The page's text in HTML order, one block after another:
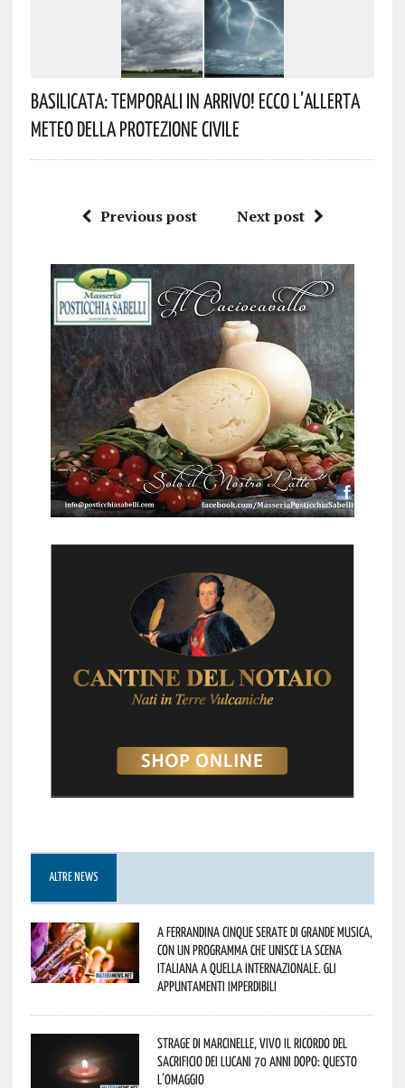
Basilicata: Temporali In Arrivo! Ecco L’allerta
Meteo Della Protezione Civile
Previous post Next post
ALTRE NEWS
A Ferrandina cinque serate di grande musica,
con un programma che unisce la scena
italiana a quella internazionale. Gli
appuntamenti imperdibili
Strage di Marcinelle, vivo il ricordo del
sacrificio dei lucani 70 anni dopo: questo
l’omaggio